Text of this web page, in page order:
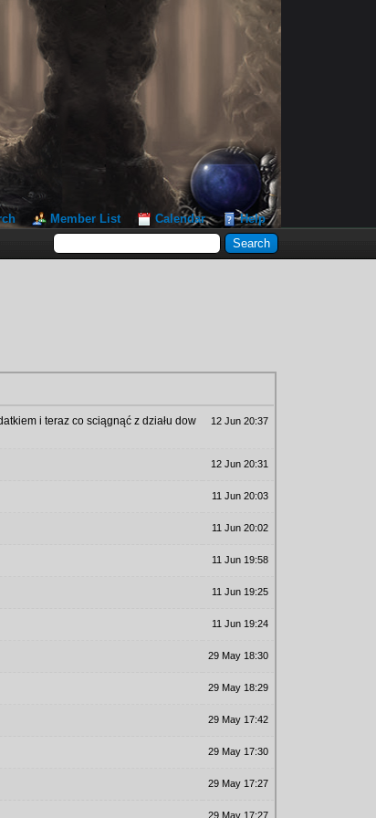
Member List Calendar
Help
i teraz co sciągnąć z działu dow
12 Jun 20:37
12 Jun 20:31
11 Jun 20:03
11 Jun 20:02
11 Jun 19:58
11 Jun 19:25
11 Jun 19:24
29 May 18:30
29 May 18:29
29 May 17:42
29 May 17:30
29 May 17:27
29 May 17:27